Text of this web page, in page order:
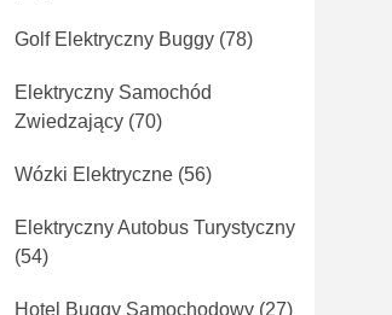
Golf Elektryczny Buggy (78)
Elektryczny Samochód
Zwiedzający (70)
Wózki Elektryczne (56)
Elektryczny Autobus Turystyczny
(54)
Hotel Buggy Samochodowy (27)